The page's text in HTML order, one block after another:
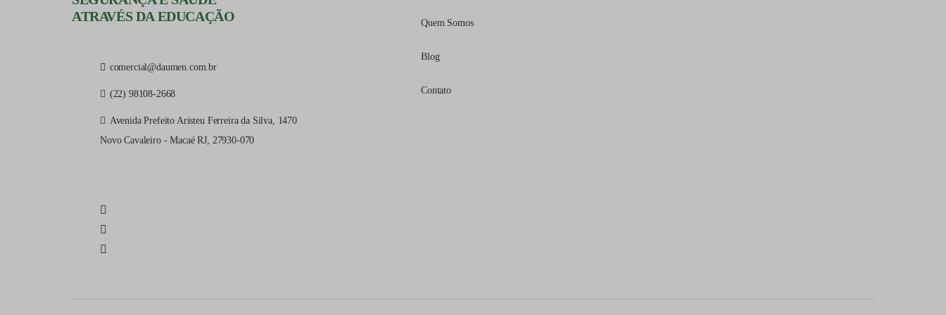
ATRAVÉS DA EDUCAÇÃO
comercial@daumen.com.br
(22) 98108-2668
Avenida Prefeito Aristeu Ferreira da Silva, 1470
Novo Cavaleiro - Macaé RJ, 27930-070
Quem Somos
Blog
Contato